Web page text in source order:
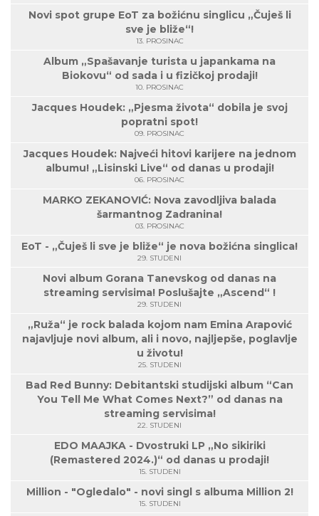
Novi spot grupe EoT za božićnu singlicu „Čuješ li
sve je bliže“!
13. PROSINAC
Album „Spašavanje turista u japankama na
Biokovu“ od sada i u fizičkoj prodaji!
10. PROSINAC
Jacques Houdek: „Pjesma života“ dobila je svoj
popratni spot!
09. PROSINAC
Jacques Houdek: Najveći hitovi karijere na jednom
albumu! „Lisinski Live“ od danas u prodaji!
06. PROSINAC
MARKO ZEKANOVIĆ: Nova zavodljiva balada
šarmantnog Zadranina!
03. PROSINAC
EoT - „Čuješ li sve je bliže“ je nova božićna singlica!
29. STUDENI
Novi album Gorana Tanevskog od danas na
streaming servisima! Poslušajte „Ascend“ !
29. STUDENI
„Ruža“ je rock balada kojom nam Emina Arapović
najavljuje novi album, ali i novo, najljepše, poglavlje
u životu!
25. STUDENI
Bad Red Bunny: Debitantski studijski album “Can
You Tell Me What Comes Next?” od danas na
streaming servisima!
22. STUDENI
EDO MAAJKA - Dvostruki LP „No sikiriki
(Remastered 2024.)“ od danas u prodaji!
15. STUDENI
Million - "Ogledalo" - novi singl s albuma Million 2!
15. STUDENI